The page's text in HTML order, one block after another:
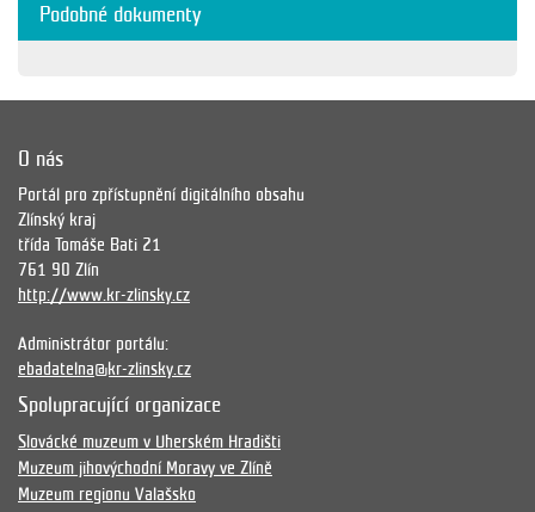
Podobné dokumenty
O nás
Portál pro zpřístupnění digitálního obsahu
Zlínský kraj
třída Tomáše Bati 21
761 90 Zlín
http://www.kr-zlinsky.cz
Administrátor portálu:
ebadatelna@kr-zlinsky.cz
Spolupracující organizace
Slovácké muzeum v Uherském Hradišti
Muzeum jihovýchodní Moravy ve Zlíně
Muzeum regionu Valašsko